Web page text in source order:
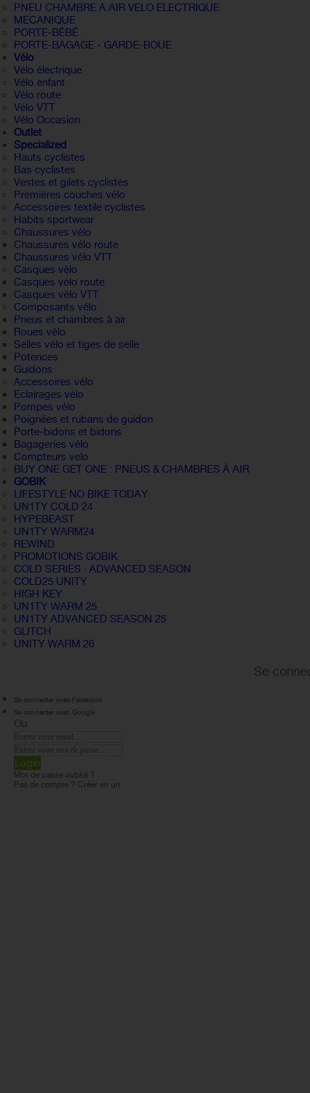
PNEU CHAMBRE A AIR VELO ELECTRIQUE
MECANIQUE
PORTE-BÉBÉ
PORTE-BAGAGE - GARDE-BOUE
Vélo
Vélo électrique
Vélo enfant
Vélo route
Vélo VTT
Vélo Occasion
Outlet
Specialized
Hauts cyclistes
Bas cyclistes
Vestes et gilets cyclistes
Premières couches vélo
Accessoires textile cyclistes
Habits sportwear
Chaussures vélo
Chaussures vélo route
Chaussures vélo VTT
Casques vélo
Casques vélo route
Casques vélo VTT
Composants vélo
Pneus et chambres à air
Roues vélo
Selles vélo et tiges de selle
Potences
Guidons
Accessoires vélo
Eclairages vélo
Pompes vélo
Poignées et rubans de guidon
Porte-bidons et bidons
Bagageries vélo
Compteurs velo
BUY ONE GET ONE : PNEUS & CHAMBRES À AIR
GOBIK
LIFESTYLE NO BIKE TODAY
UN1TY COLD 24
HYPEBEAST
UN1TY WARM24
REWIND
PROMOTIONS GOBIK
COLD SERIES · ADVANCED SEASON
COLD25 UNITY
HIGH KEY
UN1TY WARM 25
UN1TY ADVANCED SEASON 25
GLITCH
UNITY WARM 26
Se
Se connecter avec Facebook
Se connecter avec Google
Ou
Login
Mot de passe oublié ?
Pas de compte ? Créer en un